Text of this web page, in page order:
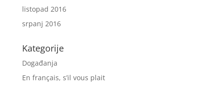
listopad 2016
srpanj 2016
Kategorije
Događanja
En français, s’il vous plait